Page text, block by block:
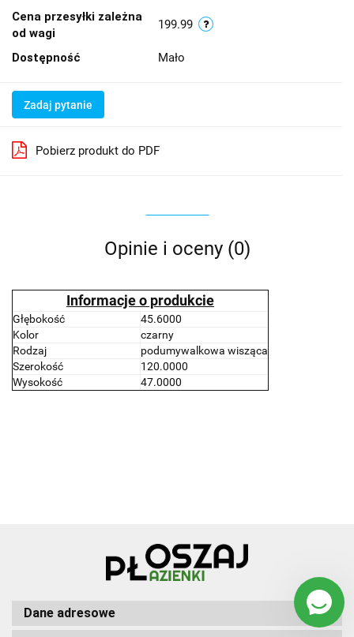
Cena przesyłki zależna
od wagi
199.99
Dostępność Mało
Zadaj pytanie
Pobierz produkt do PDF
Opinie i oceny (0)
Informacje o produkcie
Głębokość
45.6000
Kolor
czarny
Rodzaj
podumywalkowa wisząca
Szerokość
120.0000
Wysokość
47.0000
Dane adresowe